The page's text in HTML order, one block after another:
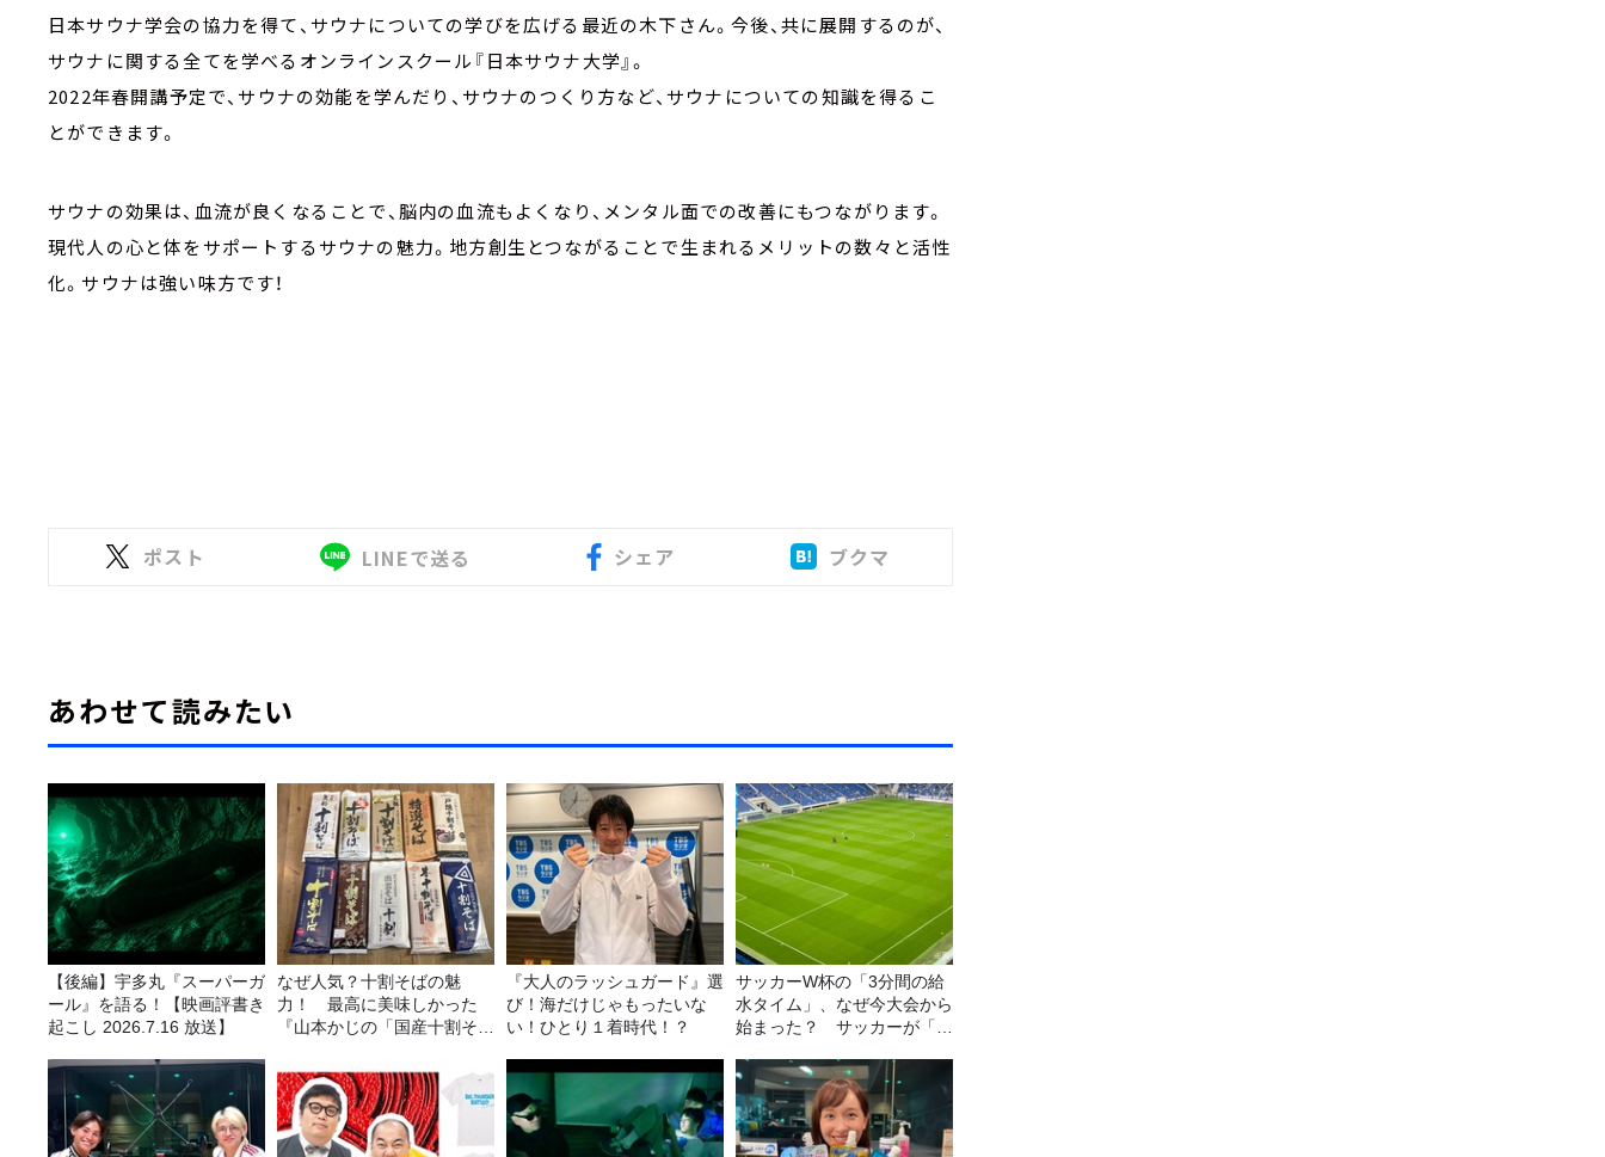
日本サウナ学会の協力を得て、サウナについての学びを広げる最近の木下さん。今後、共に展開するのが、
サウナに関する全てを学べるオンラインスクール『日本サウナ大学』。
2022年春開講予定で、サウナの効能を学んだり、サウナのつくり方など、サウナについての知識を得るこ
とができます。
サウナの効果は、血流が良くなることで、脳内の血流もよくなり、メンタル面での改善にもつながります。
現代人の心と体をサポートするサウナの魅力。地方創生とつながることで生まれるメリットの数々と活性
化。サウナは強い味方です！
ポスト LINEで送る シェア ブクマ
あわせて読みたい
【後編】宇多丸『スーパーガ
ール』を語る！【映画評書き
起こし 2026.7.16 放送】
なぜ人気？十割そばの魅
力！ 最高に美味しかった
『山本かじの「国産十割そ
種食べ比べ】
『大人のラッシュガード』選
び！海だけじゃもったいな
い！ひとり１着時代！？
サッカーW杯の「3分間の給
水タイム」、なぜ今大会から
始まった？ サッカーが「お